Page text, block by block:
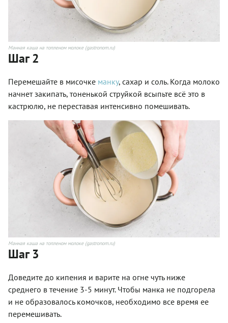
Манная каша на топленом молоке (gastronom.ru)
Шаг 2
Перемешайте в мисочке манку, сахар и соль. Когда молоко
начнет закипать, тоненькой струйкой всыпьте всё это в
кастрюлю, не переставая интенсивно помешивать.
Манная каша на топленом молоке (gastronom.ru)
Шаг 3
Доведите до кипения и варите на огне чуть ниже
среднего в течение 3-5 минут. Чтобы манка не подгорела
и не образовалось комочков, необходимо все время ее
перемешивать.